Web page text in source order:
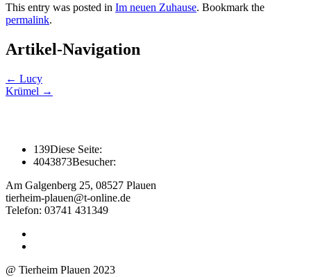
This entry was posted in Im neuen Zuhause. Bookmark the
permalink.
Artikel-Navigation
← Lucy
Krümel →
139Diese Seite:
4043873Besucher:
Am Galgenberg 25, 08527 Plauen
tierheim-plauen@t-online.de
Telefon: 03741 431349
@ Tierheim Plauen 2023